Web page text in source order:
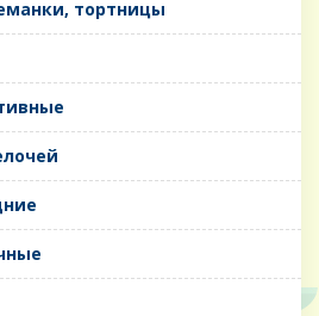
тортницы